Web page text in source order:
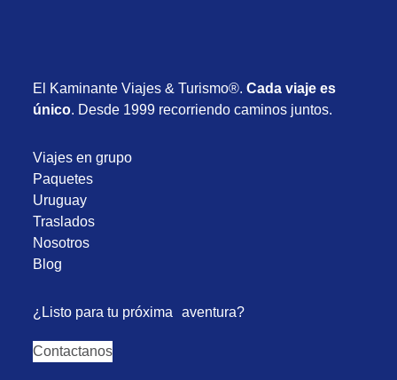
El Kaminante Viajes & Turismo®.Cada viaje es
único. Desde 1999 recorriendo caminos juntos.
Viajes en grupo
Paquetes
Uruguay
Traslados
Nosotros
Blog
¿Listo para tu próxima aventura?
Contactanos